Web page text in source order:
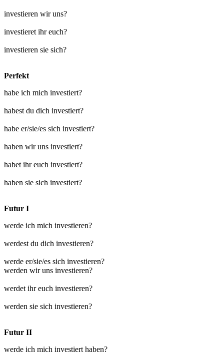
investieren wir uns?
investieret ihr euch?
investieren sie sich?
Perfekt
habe ich mich investiert?
habest du dich investiert?
habe er/sie/es sich investiert?
haben wir uns investiert?
habet ihr euch investiert?
haben sie sich investiert?
Futur I
werde ich mich investieren?
werdest du dich investieren?
werde er/sie/es sich investieren?
werden wir uns investieren?
werdet ihr euch investieren?
werden sie sich investieren?
Futur II
werde ich mich investiert haben?